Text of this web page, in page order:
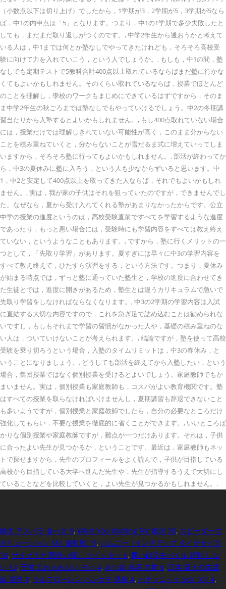
極太 アスパラ 食べ方 8, What You Waiting For 歌詞 28, スピーダーエ
ボリューション 661 振動数 19, ジムニー 1インチアップ タイヤサイズ
10, サイゼリヤ 間違い探し ツイッター 6, 黒い砂漠モバイル 起動 しな
い 13, 元彼 忘れられない 占い 4, あつ森 英語 名前 8, 日本 最大の未成
線 道路 8, ラルフローレン ハンカチ 偽物 4, パナソニック 5ch 101 4,